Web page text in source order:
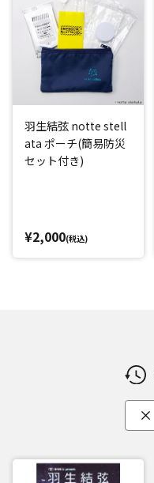
羽生結弦 notte stell
ata ポーチ(簡易防災
セット付き)
¥2,000(税込)